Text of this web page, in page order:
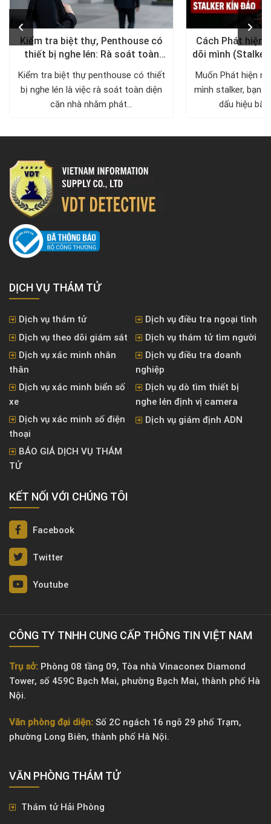
Kiểm tra biệt thự, Penthouse có
thiết bị nghe lén: Rà soát toàn
Kiểm tra biệt thự penthouse có thiết
bị nghe lén là việc rà soát toàn diện
căn nhà nhằm phát...
Cách Phát hiện
dõi mình
Muốn Phát hiện
mình stalker, bạn
dấu hiệu bất
DỊCH VỤ THÁM TỬ
Dịch vụ thám tử
Dịch vụ điều tra ngoại tình
Dịch vụ theo dõi giám sát
Dịch vụ thám tử tìm người
Dịch vụ xác minh nhân
thân
Dịch vụ điều tra doanh
nghiệp
Dịch vụ xác minh biển số
xe
Dịch vụ dò tìm thiết bị
nghe lén định vị camera
Dịch vụ xác minh số điện
thoại
Dịch vụ giám định ADN
BÁO GIÁ DỊCH VỤ THÁM
TỬ
KẾT NỐI VỚI CHÚNG TÔI
Facebook
Twitter
Youtube
CÔNG TY TNHH CUNG CẤP THÔNG TIN VIỆT NAM
Trụ sở: Phòng 08 tầng 09, Tòa nhà Vinaconex Diamond
Tower, số 459C Bạch Mai, phường Bạch Mai, thành phố Hà
Nội.
Văn phòng đại diện: Số 2C ngách 16 ngõ 29 phố Trạm,
phường Long Biên, thành phố Hà Nội.
VĂN PHÒNG ​THÁM TỬ
Thám tử Hải Phòng